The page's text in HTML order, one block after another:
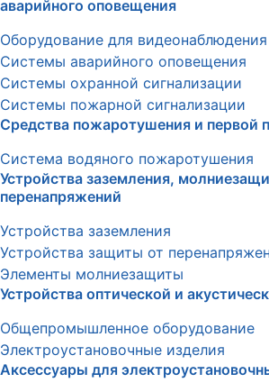
аварийного оповещения
Оборудование для видеонаблюдения
Системы аварийного оповещения
Системы охранной сигнализации
Системы пожарной сигнализации
Средства пожаротушения и первой
Система водяного пожаротушения
Устройства заземления,
перенапряжений
Устройства заземления
Устройства защиты от
Элементы молниезащиты
Устройства оптической и
Общепромышленное оборудование
Электроустановочные изделия
Аксессуары для